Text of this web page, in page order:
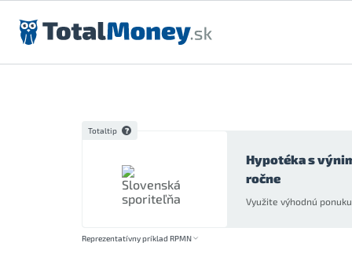
Preskočiť na obsah
Totaltip
Hypotéka s
ročne
Využite výhodnú
Reprezentatívny príklad RPMN